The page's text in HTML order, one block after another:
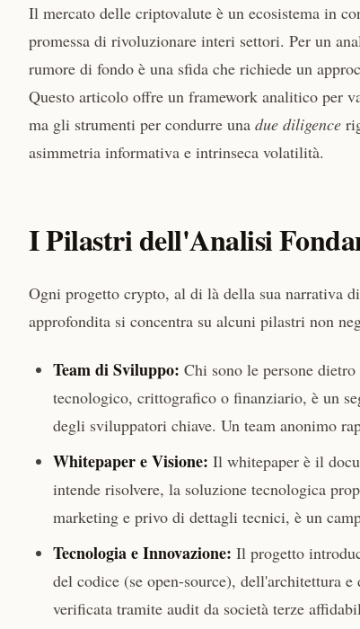
Il mercato delle criptovalute è un ecosistema in
promessa di rivoluzionare interi settori. Per un
rumore di fondo è una sfida che richiede un
Questo articolo offre un framework analitico per
ma gli strumenti per condurre una due diligence
asimmetria informativa e intrinseca volatilità.
I Pilastri dell'Analisi
Ogni progetto crypto, al di là della sua narrativa
approfondita si concentra su alcuni pilastri non
Team di Sviluppo: Chi sono le persone
tecnologico, crittografico o finanziario, è un
degli sviluppatori chiave. Un team anonimo
Whitepaper e Visione: Il whitepaper è il
intende risolvere, la soluzione tecnologica
marketing e privo di dettagli tecnici, è un
Tecnologia e Innovazione: Il progetto
del codice (se open-source), dell'architettura
verificata tramite audit da società terze